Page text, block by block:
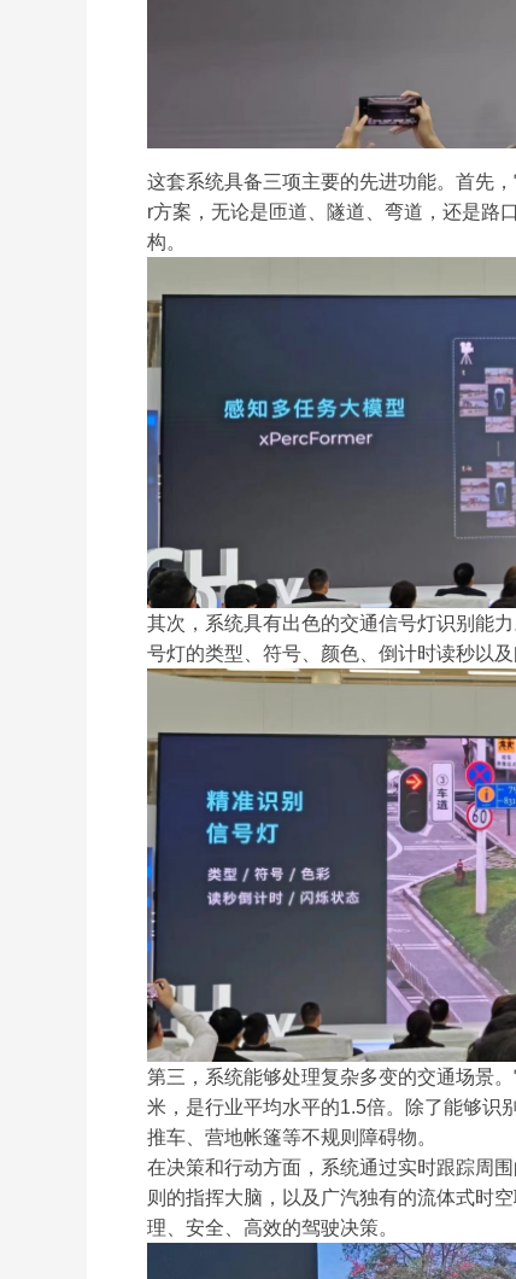
这套系统具备三项主要的先进功能。首先
r方案，无论是匝道、隧道、弯道，还是路
构。
其次，系统具有出色的交通信号灯识别能
号灯的类型、符号、颜色、倒计时读秒以及
第三，系统能够处理复杂多变的交通场景
米，是行业平均水平的1.5倍。除了能够识
推车、营地帐篷等不规则障碍物。
在决策和行动方面，系统通过实时跟踪周
则的指挥大脑，以及广汽独有的流体式时
理、安全、高效的驾驶决策。